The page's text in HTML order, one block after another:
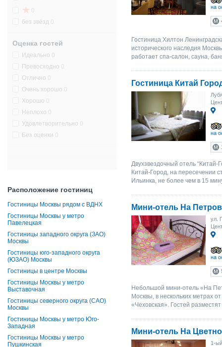
0
без звёзд 0
Оценка гостей
Идеально 0
Превосходно 0
Отлично 0
Очень хорошо 0
Хорошо 0
Неплохо 0
Удовлетворительно 0
Без оценки 0
Расположение гостиниц
Гостиницы Москвы рядом с ВДНХ
Гостиницы Москвы у метро
Павелецкая
Гостиницы западного округа (ЗАО)
Москвы
Гостиницы юго-западного округа
(ЮЗАО) Москвы
Гостиницы в центре Москвы
Гостиницы Москвы у метро
Выставочная
Гостиницы северного округа (САО)
Москвы
Гостиницы Москвы у метро Юго-
Западная
Гостиницы Москвы у метро
Пушкинская
на
Гостиница Хилтон
исторического наследия
работает спа-салон, сауна,
Гостиница Китай
на
Двухзвездочный отель “Китай-
Китай-Город, на пересечении
Ильинка, не более чем в 15
Мини-отель На
ул.
на
Небольшой мини-отель «На
Москвы, в нескольких метрах
«Чеховская». Гостей
Мини-отель На
1-